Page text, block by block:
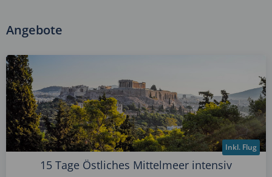
Angebote
Inkl. Flug
15 Tage Östliches Mittelmeer intensiv